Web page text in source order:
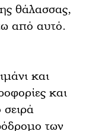
θάλασσας,
από αυτό.
και
και
των